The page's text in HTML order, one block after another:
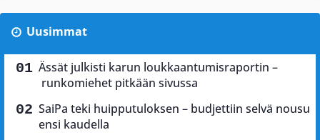
Uusimmat
Ässät julkisti karun loukkaantumisraportin –
runkomiehet pitkään sivussa
SaiPa teki huipputuloksen – budjettiin selvä nousu
ensi kaudella